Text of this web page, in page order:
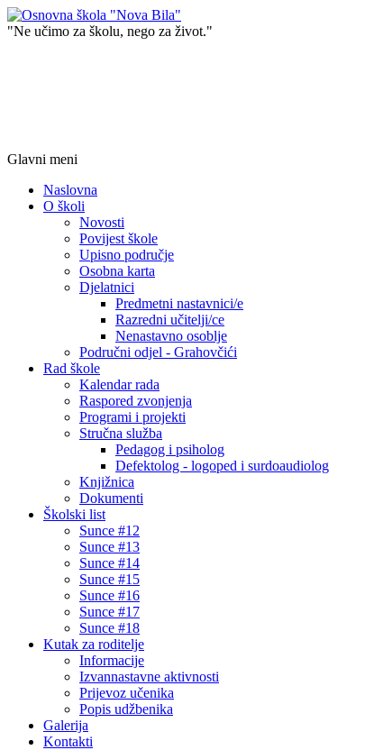
"Ne učimo za školu, nego za život."
Glavni meni
Naslovna
O školi
Novosti
Povijest škole
Upisno područje
Osobna karta
Djelatnici
Predmetni nastavnici/e
Razredni učitelji/ce
Nenastavno osoblje
Područni odjel - Grahovčići
Rad škole
Kalendar rada
Raspored zvonjenja
Programi i projekti
Stručna služba
Pedagog i psiholog
Defektolog - logoped i surdoaudiolog
Knjižnica
Dokumenti
Školski list
Sunce #12
Sunce #13
Sunce #14
Sunce #15
Sunce #16
Sunce #17
Sunce #18
Kutak za roditelje
Informacije
Izvannastavne aktivnosti
Prijevoz učenika
Popis udžbenika
Galerija
Kontakti